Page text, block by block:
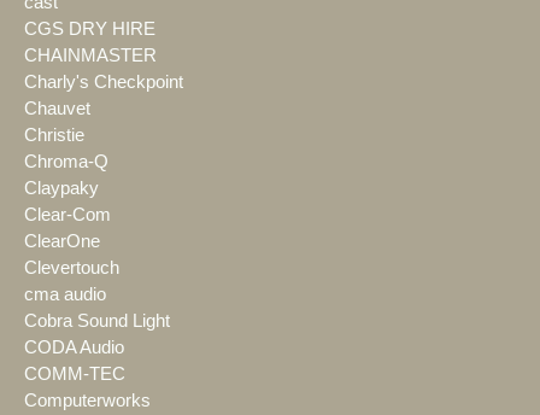
CGS DRY HIRE
CHAINMASTER
Charly's Checkpoint
Chauvet
Christie
Chroma-Q
Claypaky
Clear-Com
ClearOne
Clevertouch
cma audio
Cobra Sound Light
CODA Audio
COMM-TEC
Computerworks